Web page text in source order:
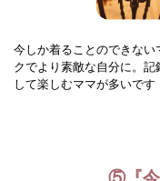
今しか着ることのできな
クでより素敵な自分に。
して楽しむママが多いです